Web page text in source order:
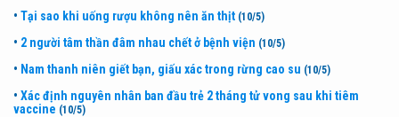
• Tại sao khi uống rượu không nên ăn thịt (10/5)
• 2 người tâm thần đâm nhau chết ở bệnh viện (10/5)
• Nam thanh niên giết bạn, giấu xác trong rừng cao su (10/5)
• Xác định nguyên nhân ban đầu trẻ 2 tháng tử vong sau khi tiêm
vaccine (10/5)